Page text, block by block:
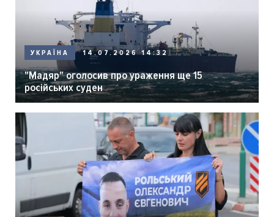
УКРАЇНА 14.07.2026 14:32
"Мадяр" оголосив про ураження ще 15
російських суден